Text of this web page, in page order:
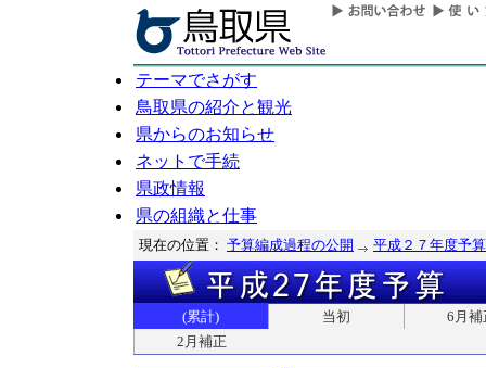
テーマでさがす
鳥取県の紹介と観光
県からのお知らせ
ネットで手続
県政情報
県の組織と仕事
現在の位置： 予算編成過程の公開 平成２７年度予算
(累計) 当初
6月補
2月補正